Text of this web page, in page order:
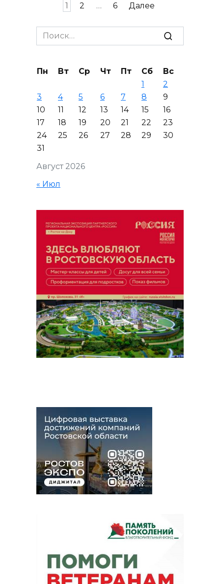
1 2 … 6 Далее
Search
for:
Август 2026
Пн Вт Ср Чт Пт Сб
Вс
1
2
3
4 5 6 7 8
9
10
11 12 13 14 15
16
17
18 19 20 21 22
23
24
25 26 27 28 29
30
31
« Июл